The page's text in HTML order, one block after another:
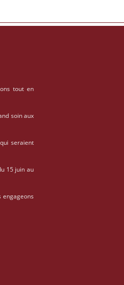
tout en
soin aux
seraient
15 juin au
engageons